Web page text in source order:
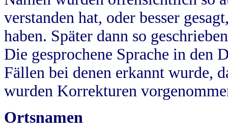
verstanden hat, oder besser
haben. Später dann so
Die gesprochene Sprache in
Fällen bei denen erkannt wurde,
wurden Korrekturen
Ortsnamen